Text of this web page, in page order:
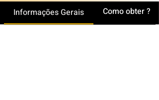
Informações Gerais Como obter ?